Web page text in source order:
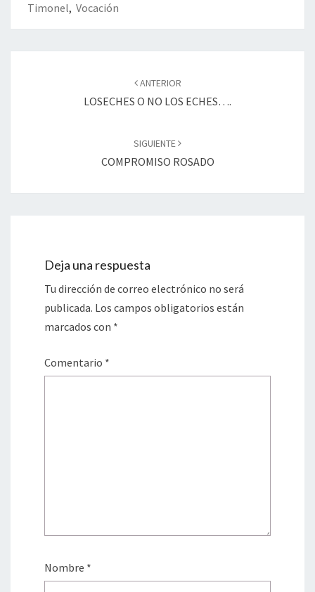
Timonel, Vocación
ANTERIOR
LOSECHES O NO LOS ECHES….
SIGUIENTE
COMPROMISO ROSADO
Deja una respuesta
Tu dirección de correo electrónico no será
publicada. Los campos obligatorios están
marcados con *
Comentario *
Nombre *